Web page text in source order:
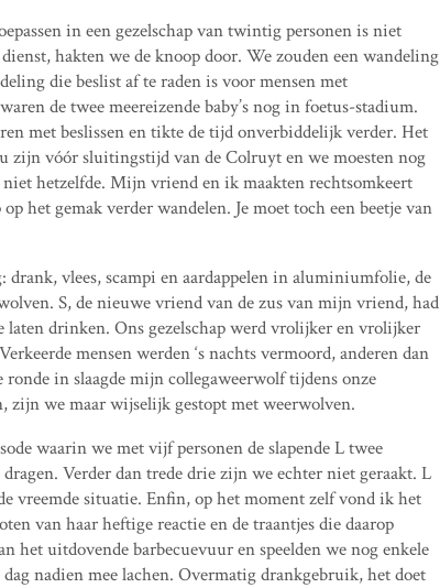
in een gezelschap van twintig personen is niet
hakten we de knoop door. We zouden een wandeling
die beslist af te raden is voor mensen met
de twee meereizende baby’s nog in foetus-stadium.
met beslissen en tikte de tijd onverbiddelijk verder. Het
zijn vóór sluitingstijd van de Colruyt en we moesten nog
hetzelfde. Mijn vriend en ik maakten rechtsomkeert
het gemak verder wandelen. Je moet toch een beetje van
drank, vlees, scampi en aardappelen in aluminiumfolie, de
S, de nieuwe vriend van de zus van mijn vriend, had
laten drinken. Ons gezelschap werd vrolijker en vrolijker
mensen werden ‘s nachts vermoord, anderen dan
in slaagde mijn collegaweerwolf tijdens onze
zijn we maar wijselijk gestopt met weerwolven.
waarin we met vijf personen de slapende L twee
Verder dan trede drie zijn we echter niet geraakt. L
vreemde situatie. Enfin, op het moment zelf vond ik het
van haar heftige reactie en de traantjes die daarop
het uitdovende barbecuevuur en speelden we nog enkele
nadien mee lachen. Overmatig drankgebruik, het doet